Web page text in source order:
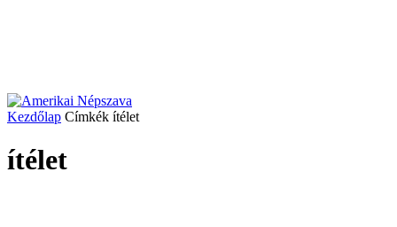
Kezdőlap Címkék ítélet
ítélet